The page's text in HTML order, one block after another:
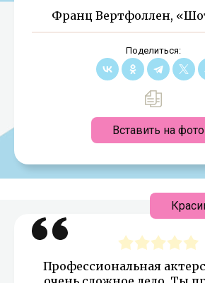
Франц Вертфоллен,
Поделиться:
Вставить на фото
Профессиональная